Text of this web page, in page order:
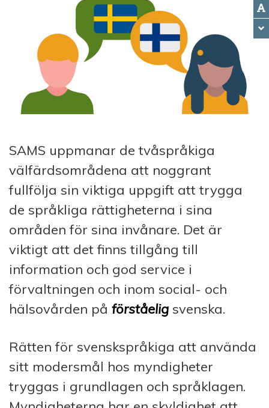
SAMS uppmanar de tvåspråkiga
välfärdsområdena att noggrant
fullfölja sin viktiga uppgift att trygga
de språkliga rättigheterna i sina
områden för sina invånare. Det är
viktigt att det finns tillgång till
information och god service i
förvaltningen och inom social- och
hälsovården på förståelig svenska.
Rätten för svenskspråkiga att använda
sitt modersmål hos myndigheter
tryggas i grundlagen och språklagen.